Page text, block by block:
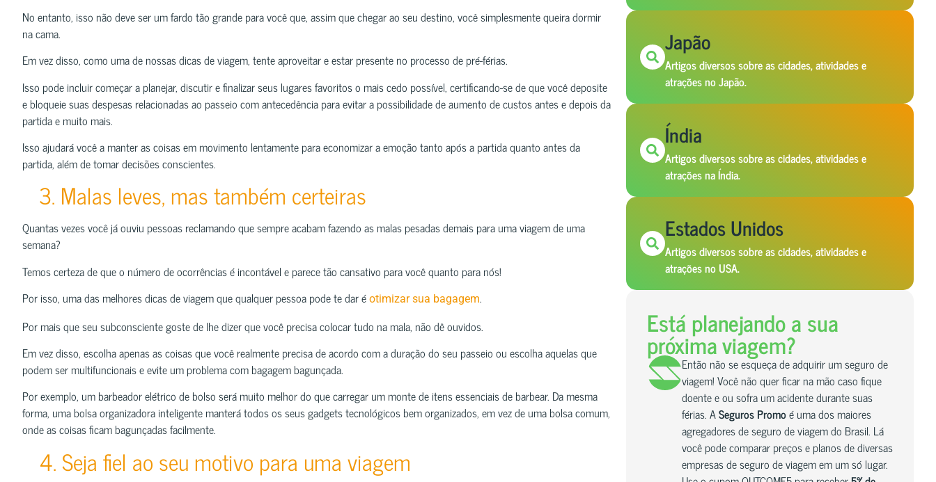
No entanto, isso não deve ser um fardo tão grande para você que, assim que chegar ao seu destino, você simplesmente queira dormir
na cama.
Em vez disso, como uma de nossas dicas de viagem, tente aproveitar e estar presente no processo de pré-férias.
Isso pode incluir começar a planejar, discutir e finalizar seus lugares favoritos o mais cedo possível, certificando-se de que você deposite
e bloqueie suas despesas relacionadas ao passeio com antecedência para evitar a possibilidade de aumento de custos antes e depois da
partida e muito mais.
Isso ajudará você a manter as coisas em movimento lentamente para economizar a emoção tanto após a partida quanto antes da
partida, além de tomar decisões conscientes.
3. Malas leves, mas também certeiras
Quantas vezes você já ouviu pessoas reclamando que sempre acabam fazendo as malas pesadas demais para uma viagem de uma
semana?
Temos certeza de que o número de ocorrências é incontável e parece tão cansativo para você quanto para nós!
Por isso, uma das melhores dicas de viagem que qualquer pessoa pode te dar é otimizar sua bagagem.
Por mais que seu subconsciente goste de lhe dizer que você precisa colocar tudo na mala, não dê ouvidos.
Em vez disso, escolha apenas as coisas que você realmente precisa de acordo com a duração do seu passeio ou escolha aquelas que
podem ser multifuncionais e evite um problema com bagagem bagunçada.
Por exemplo, um barbeador elétrico de bolso será muito melhor do que carregar um monte de itens essenciais de barbear. Da mesma
forma, uma bolsa organizadora inteligente manterá todos os seus gadgets tecnológicos bem organizados, em vez de uma bolsa comum,
onde as coisas ficam bagunçadas facilmente.
4. Seja fiel ao seu motivo para uma viagem
Japão
Artigos diversos sobre as cidades, atividades e
atrações no Japão.
Índia
Artigos diversos sobre as cidades, atividades e
atrações na Índia.
Estados Unidos
Artigos diversos sobre as cidades, atividades e
atrações no USA.
Está planejando a sua
próxima viagem?
Então não se esqueça de adquirir um seguro de
viagem! Você não quer ficar na mão caso fique
doente e ou sofra um acidente durante suas
férias. ASeguros Promoé uma dos maiores
agregadores de seguro de viagem do Brasil. Lá
você pode comparar preços e planos de diversas
empresas de seguro de viagem em um só lugar.